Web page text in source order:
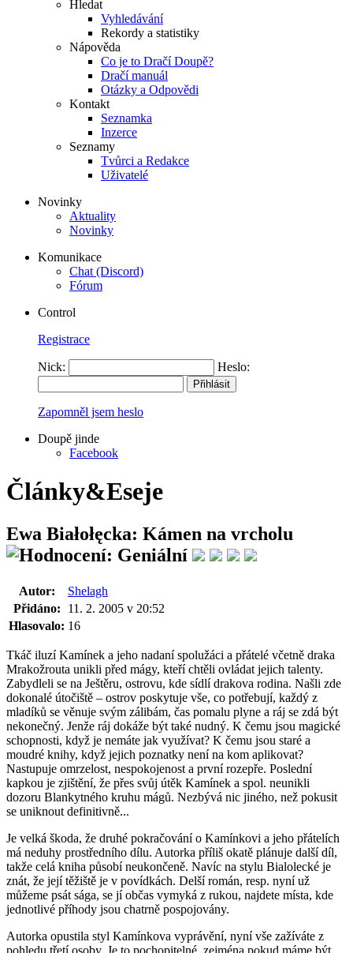
Hledat
Vyhledávání
Rekordy a statistiky
Nápověda
Co je to Dračí Doupě?
Dračí manuál
Otázky a Odpovědi
Kontakt
Seznamka
Inzerce
Seznamy
Tvůrci a Redakce
Uživatelé
Novinky
Aktuality
Novinky
Komunikace
Chat (Discord)
Fórum
Control
Registrace
Nick: Heslo:
Zapomněl jsem heslo
Doupě jinde
Facebook
Články&Eseje
Ewa Białołęcka: Kámen na vrcholu
Autor:
Shelagh
Přidáno:
11. 2. 2005 v 20:52
Hlasovalo: 16
Tkáč iluzí Kamínek a jeho nadaní spolužáci a přátelé včetně draka
Mrakožrouta unikli před mágy, kteří chtěli ovládat jejich talenty.
Zabydleli se na Ještěru, ostrovu, kde sídlí drakova rodina. Našli zde
dokonalé útočiště – ostrov poskytuje vše, co potřebují, každý z
mladíků se věnuje svým zálibám, čas pomalu plyne a ráj se zdá být
nekonečný. Jenže ráj dokáže být také nudný. K čemu jsou magické
schopnosti, když je nemáte jak využívat? K čemu jsou staré a
moudré knihy, když jejich poznatky není na kom aplikovat?
Nastupuje omrzelost, nespokojenost a první rozepře. Poslední
kapkou je zjištění, že přes svůj útěk Kamínek a spol. neunikli
dozoru Blankytného kruhu mágů. Nezbývá nic jiného, než pokusit
se uniknout definitivně...
Je velká škoda, že druhé pokračování o Kamínkovi a jeho přátelích
má neduhy prostředního dílu. Autorka příliš okatě plánuje další díl,
takže celá kniha působí neukončeně. Navíc na stylu Bialolecké je
znát, že její těžiště je v povídkách. Delší román, resp. nyní už
můžeme psát sága, se jí občas vymyká z rukou, najdete místa, kde
jednotlivé příhody jsou chatrně pospojovány.
Autorka opustila styl Kamínkova vyprávění, nyní vše zažíváte z
pohledu třetí osoby. Je to pochopitelné, zejména pokud máme být